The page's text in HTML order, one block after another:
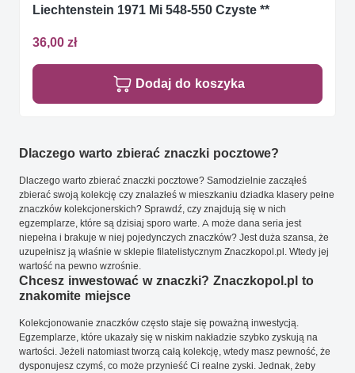
Liechtenstein 1971 Mi 548-550 Czyste **
36,00 zł
Dodaj do koszyka
Dlaczego warto zbierać znaczki pocztowe?
Dlaczego warto zbierać znaczki pocztowe? Samodzielnie zacząłeś
zbierać swoją kolekcję czy znalazłeś w mieszkaniu dziadka klasery pełne
znaczków kolekcjonerskich? Sprawdź, czy znajdują się w nich
egzemplarze, które są dzisiaj sporo warte. A może dana seria jest
niepełna i brakuje w niej pojedynczych znaczków? Jest duża szansa, że
uzupełnisz ją właśnie w sklepie filatelistycznym Znaczkopol.pl. Wtedy jej
wartość na pewno wzrośnie.
Chcesz inwestować w znaczki? Znaczkopol.pl to
znakomite miejsce
Kolekcjonowanie znaczków często staje się poważną inwestycją.
Egzemplarze, które ukazały się w niskim nakładzie szybko zyskują na
wartości. Jeżeli natomiast tworzą całą kolekcję, wtedy masz pewność, że
dysponujesz czymś, co może przynieść Ci realne zyski. Jednak, żeby